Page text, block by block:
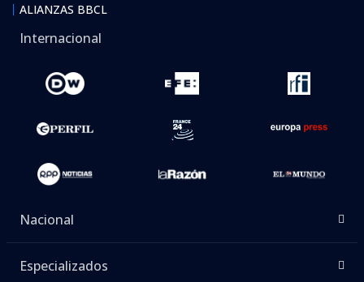
ALIANZAS BBCL
Internacional
Nacional
Especializados